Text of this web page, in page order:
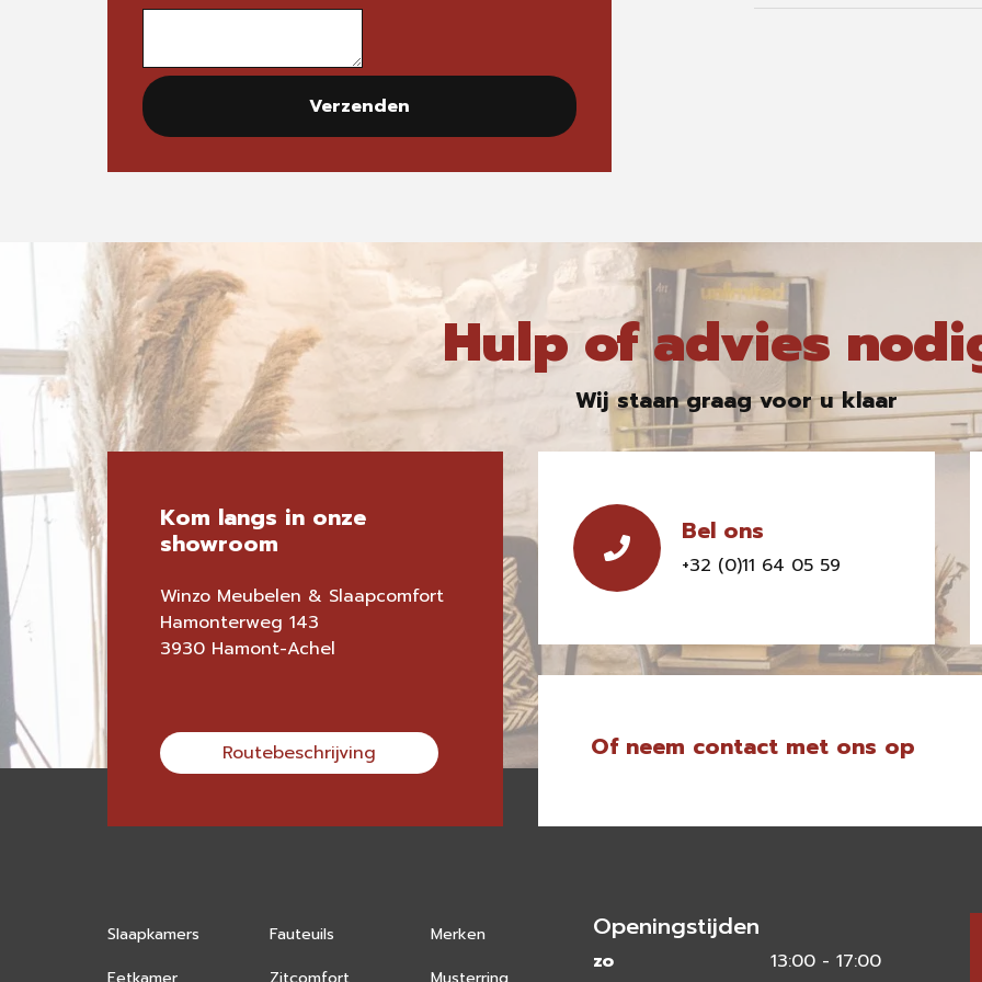
Verzenden
Hulp of advies
Wij staan graag voor u klaar
Kom langs in onze
showroom
Winzo Meubelen & Slaapcomfort
Hamonterweg 143
3930 Hamont-Achel
Routebeschrijving
Bel ons
+32 (0)11 64 05 59
Of neem contact met ons op
Slaapkamers
Fauteuils
Merken
Openingstijden
zo 13:00 - 17:00